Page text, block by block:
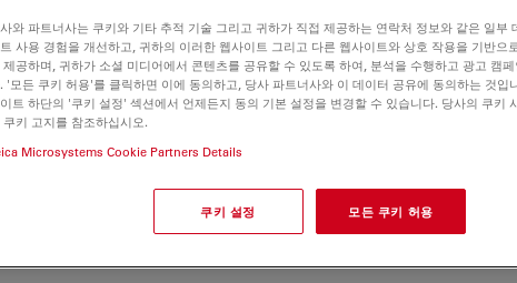
Explore ourObjective
and find the best fit for
와 파트너사는 쿠키와 기타 추적 기술 그리고 귀하가 직접 제공하는 연락처 정보와 같은 일부
사용 경험을 개선하고, 귀하의 이러한 웹사이트 그리고 다른 웹사이트와 상호 작용을 기반으
제공하며, 귀하가 소셜 미디어에서 콘텐츠를 공유할 수 있도록 하여, 분석을 수행하고 광고 캠
'모든 쿠키 허용'를 클릭하면 이에 동의하고, 당사 파트너사와 이 데이터 공유에 동의하는 것입
트 하단의 '쿠키 설정' 섹션에서 언제든지 동의 기본 설정을 변경할 수 있습니다. 당사의 쿠키
쿠키 고지를 참조하십시오.
Microsystems Cookie Partners Details
쿠키 설정 모든 쿠키 허용